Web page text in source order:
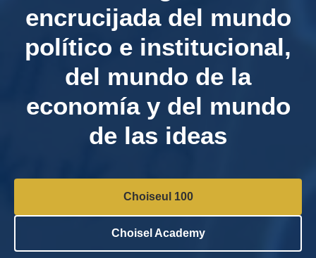
encrucijada del mundo
político e institucional,
del mundo de la
economía y del mundo
de las ideas
Choiseul 100
Choisel Academy